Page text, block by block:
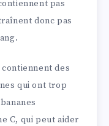
pas
donc pas
des
qui ont trop
C, qui peut aider